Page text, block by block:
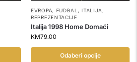
EVROPA, FUDBAL ,ITALIJA ,
REPREZENTACIJE
Italija 1998 Home Domaći
KM79.00
Odaberi opcije